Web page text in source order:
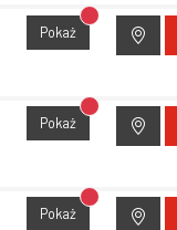
Pokaż Brak dostępu
Pokaż Brak dostępu
Pokaż Brak dostępu